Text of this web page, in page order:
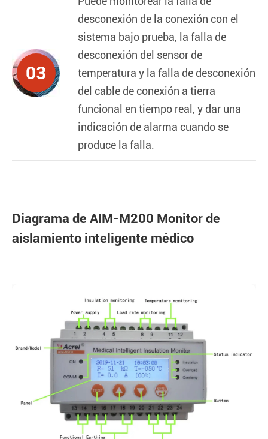
03
desconexión de la conexión con el
sistema bajo prueba, la falla de
desconexión del sensor de
temperatura y la falla de desconexión
del cable de conexión a tierra
funcional en tiempo real, y dar una
indicación de alarma cuando se
produce la falla.
Diagrama de AIM-M200 Monitor de
aislamiento inteligente médico